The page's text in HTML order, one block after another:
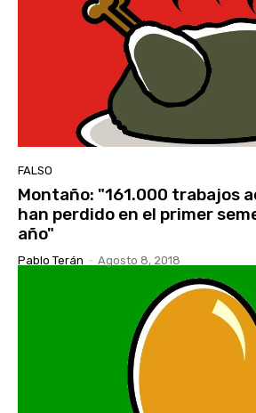
FALSO
Montaño: "161.000 trabajos
han perdido en el primer
año"
Pablo Terán - Agosto 8, 2018